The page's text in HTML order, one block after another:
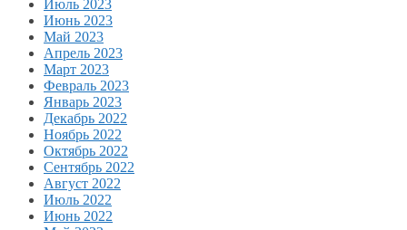
Июль 2023
Июнь 2023
Май 2023
Апрель 2023
Март 2023
Февраль 2023
Январь 2023
Декабрь 2022
Ноябрь 2022
Октябрь 2022
Сентябрь 2022
Август 2022
Июль 2022
Июнь 2022